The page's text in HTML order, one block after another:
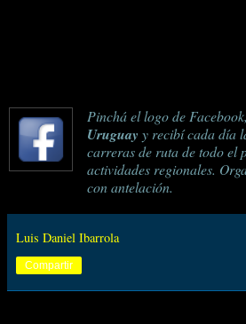
Pinchá el logo de
Uruguay y recibí cada día
carreras de ruta de todo el
actividades regionales.
con antelación.
Luis Daniel Ibarrola
Compartir